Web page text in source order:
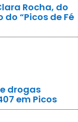
Rocha, do
“Picos de Fé
drogas
em Picos